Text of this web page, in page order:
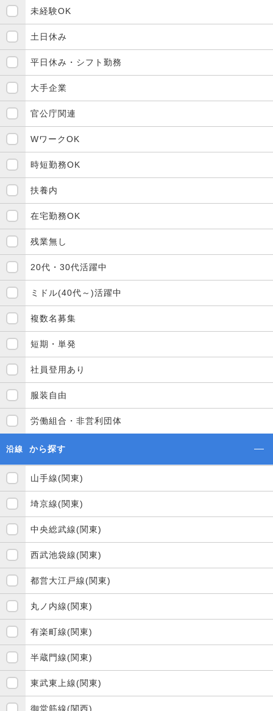
未経験OK
土日休み
平日休み・シフト勤務
大手企業
官公庁関連
WワークOK
時短勤務OK
扶養内
在宅勤務OK
残業無し
20代・30代活躍中
ミドル(40代～)活躍中
複数名募集
短期・単発
社員登用あり
服装自由
労働組合・非営利団体
沿線 から探す
山手線(関東)
埼京線(関東)
中央総武線(関東)
西武池袋線(関東)
都営大江戸線(関東)
丸ノ内線(関東)
有楽町線(関東)
半蔵門線(関東)
東武東上線(関東)
御堂筋線(関西)